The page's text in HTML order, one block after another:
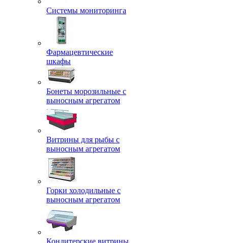
Системы мониторинга
Фармацевтические
шкафы
Бонеты морозильные с
выносным агрегатом
Витрины для рыбы с
выносным агрегатом
Горки холодильные с
выносным агрегатом
Кондитерские витрины